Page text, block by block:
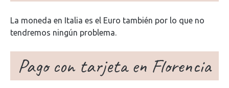
La moneda en Italia es el Euro también por lo que no
tendremos ningún problema.
Pago con tarjeta en Florencia